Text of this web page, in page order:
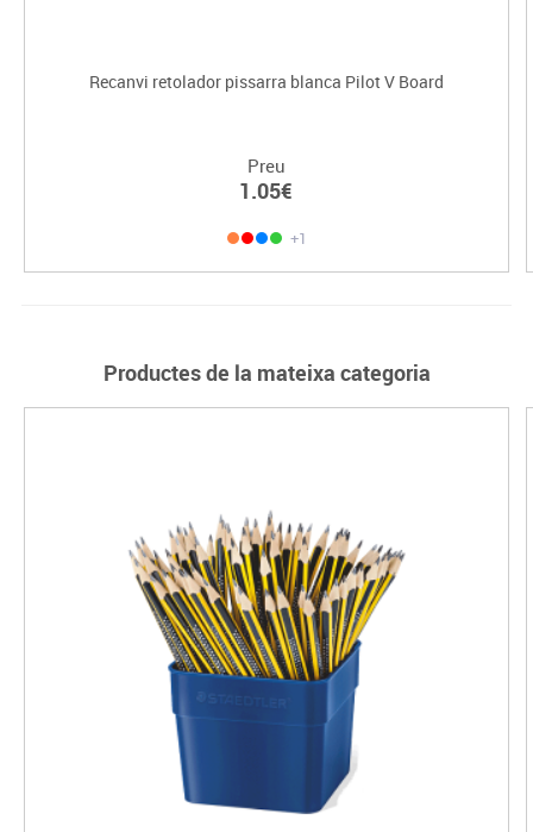
Recanvi retolador pissarra blanca Pilot V Board
Preu
1.05€
+1
Productes de la mateixa categoria